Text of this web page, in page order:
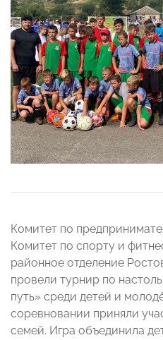
Комитет по
Комитет по спорту и
районное отделение
провели турнир по
путь» среди детей и
соревновании приняли
семей. Игра объединила